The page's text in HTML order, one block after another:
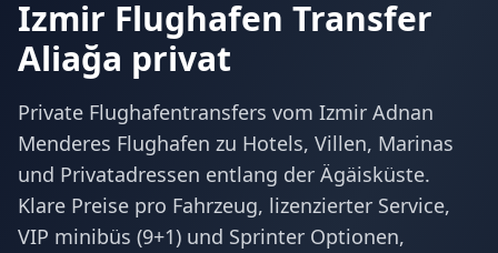
Izmir Flughafen Transfer
Aliağa privat
Private Flughafentransfers vom Izmir Adnan
Menderes Flughafen zu Hotels, Villen, Marinas
und Privatadressen entlang der Ägäisküste.
Klare Preise pro Fahrzeug, lizenzierter Service,
VIP minibüs (9+1) und Sprinter Optionen,